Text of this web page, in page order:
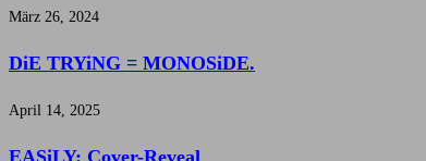
März 26, 2024
DiE TRYiNG = MONOSiDE.
April 14, 2025
EASiLY: Cover-Reveal